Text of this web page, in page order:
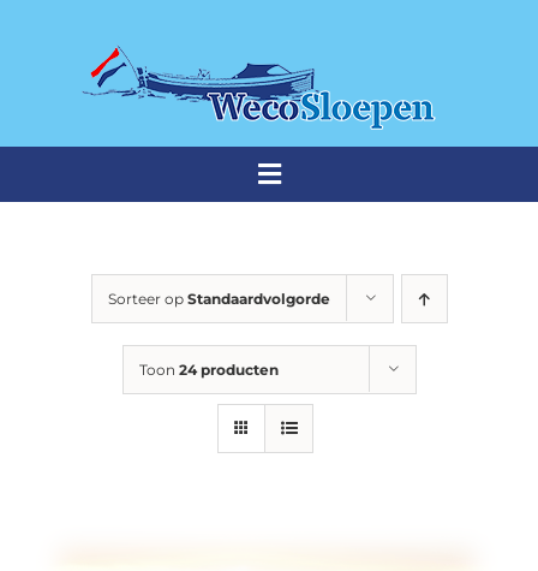
Toggle
THUISHAVEN
Weco sloepen
Sorteer op Standaardvolgorde
Toon 24 producten